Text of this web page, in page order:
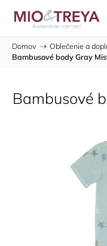
Domov / Oblečenie a
Bambusové body Gray
Bambusové